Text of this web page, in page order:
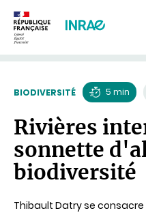
BIODIVERSITÉ
de
lecture
5 min
Rivières
sonnette
biodiversité
Thibault Datry se